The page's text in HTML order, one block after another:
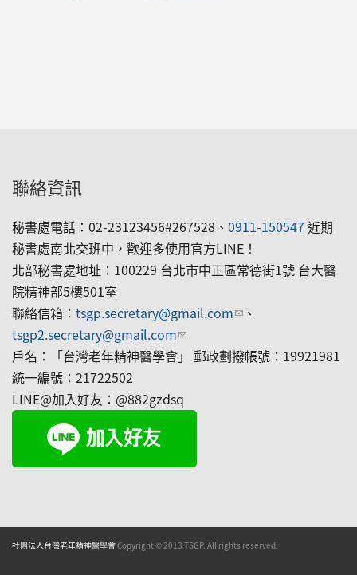
聯絡資訊
秘書處電話：02-23123456#267528、 0911-150547近期
秘書處南北交班中，歡迎多使用官方LINE！
北部秘書處地址：100229 台北市中正區常德街1號 台大醫
院精神部5樓501室
聯絡信箱： tsgp.secretary@gmail.com(link sends e-mail)
、
tsgp2.secretary@gmail.com(link sends e-mail)
戶名：「台灣老年精神醫學會」 郵政劃撥帳號：19921981
統一編號：21722502
LINE@加入好友：@882gzdsq
社團法人台灣老年精神醫學會Copyright © 2013 TSGP. All rights reserved.